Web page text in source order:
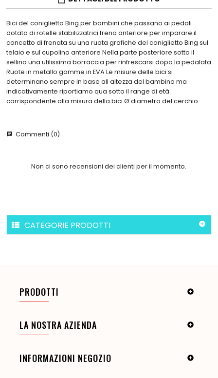
Bici del coniglietto Bing per bambini che passano ai pedali
dotata di rotelle stabilizzatrici freno anteriore per imparare il
concetto di frenata su una ruota grafiche del coniglietto Bing sul
telaio e sul cupolino anteriore Nella parte posteriore sotto il
sellino una utilissima borraccia per rinfrescarsi dopo la pedalata
Ruote in metallo gomme in EVA Le misure delle bici si
determinano sempre in base all altezza del bambino ma
indicativamente riportiamo qua sotto il range di età
corrispondente alla misura della bici Ø diametro del cerchio
chat Commenti (0)
Non ci sono recensioni dei clienti per il momento.
CATEGORIE PRODOTTI 
PRODOTTI 
LA NOSTRA AZIENDA 
INFORMAZIONI NEGOZIO 